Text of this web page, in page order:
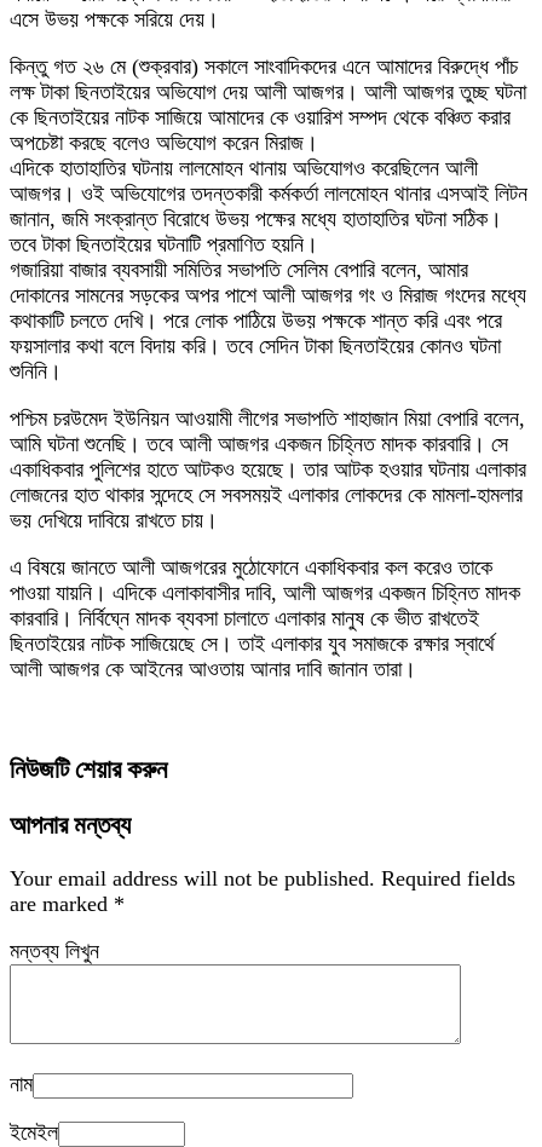
এসে উভয় পক্ষকে সরিয়ে দেয়।
কিন্তু গত ২৬ মে (শুক্রবার) সকালে সাংবাদিকদের এনে আমাদের বিরুদ্ধে পাঁচ
লক্ষ টাকা ছিনতাইয়ের অভিযোগ দেয় আলী আজগর। আলী আজগর তুচ্ছ ঘটনা
কে ছিনতাইয়ের নাটক সাজিয়ে আমাদের কে ওয়ারিশ সম্পদ থেকে বঞ্চিত করার
অপচেষ্টা করছে বলেও অভিযোগ করেন মিরাজ।
এদিকে হাতাহাতির ঘটনায় লালমোহন থানায় অভিযোগও করেছিলেন আলী
আজগর। ওই অভিযোগের তদন্তকারী কর্মকর্তা লালমোহন থানার এসআই লিটন
জানান, জমি সংক্রান্ত বিরোধে উভয় পক্ষের মধ্যে হাতাহাতির ঘটনা সঠিক।
তবে টাকা ছিনতাইয়ের ঘটনাটি প্রমাণিত হয়নি।
গজারিয়া বাজার ব্যবসায়ী সমিতির সভাপতি সেলিম বেপারি বলেন, আমার
দোকানের সামনের সড়কের অপর পাশে আলী আজগর গং ও মিরাজ গংদের মধ্যে
কথাকাটি চলতে দেখি। পরে লোক পাঠিয়ে উভয় পক্ষকে শান্ত করি এবং পরে
ফয়সালার কথা বলে বিদায় করি। তবে সেদিন টাকা ছিনতাইয়ের কোনও ঘটনা
শুনিনি।
পশ্চিম চরউমেদ ইউনিয়ন আওয়ামী লীগের সভাপতি শাহাজান মিয়া বেপারি বলেন,
আমি ঘটনা শুনেছি। তবে আলী আজগর একজন চিহ্নিত মাদক কারবারি। সে
একাধিকবার পুলিশের হাতে আটকও হয়েছে। তার আটক হওয়ার ঘটনায় এলাকার
লোজনের হাত থাকার সন্দেহে সে সবসময়ই এলাকার লোকদের কে মামলা-হামলার
ভয় দেখিয়ে দাবিয়ে রাখতে চায়।
এ বিষয়ে জানতে আলী আজগরের মুঠোফোনে একাধিকবার কল করেও তাকে
পাওয়া যায়নি। এদিকে এলাকাবাসীর দাবি, আলী আজগর একজন চিহ্নিত মাদক
কারবারি। নির্বিঘ্নে মাদক ব্যবসা চালাতে এলাকার মানুষ কে ভীত রাখতেই
ছিনতাইয়ের নাটক সাজিয়েছে সে। তাই এলাকার যুব সমাজকে রক্ষার স্বার্থে
আলী আজগর কে আইনের আওতায় আনার দাবি জানান তারা।
নিউজটি শেয়ার করুন
আপনার মন্তব্য
Your email address will not be published. Required fields
are marked *
মন্তব্য লিখুন
নাম
ইমেইল